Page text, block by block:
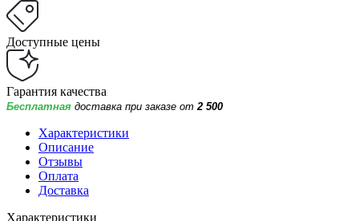
Доступные цены
Гарантия качества
Бесплатная доставка при заказе от 2 500
Характеристики
Описание
Отзывы
Оплата
Доставка
Характеристики